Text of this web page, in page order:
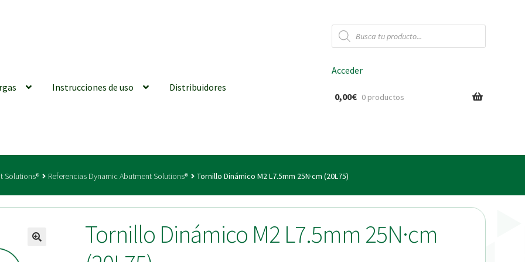
Búsqueda
de
productos
Instrucciones de uso Distribuidores
generales Conexiones CAD CAM Distribuidores Finalizar Pedido
| Tienda Online!
Acceder
0,00€ 0 productos
Solutions® Referencias Dynamic Abutment Solutions® Tornillo Dinámico M2 L7.5mm 25N·cm (20L75)
Tornillo Dinámico M2 L7.5mm 25N·cm